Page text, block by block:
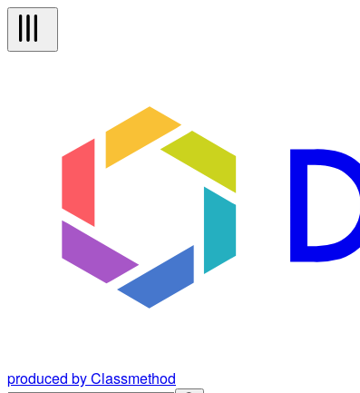
produced by Classmethod